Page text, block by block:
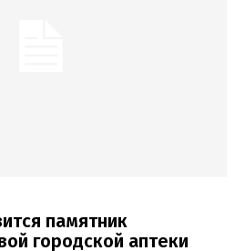
памятник
городской аптеки